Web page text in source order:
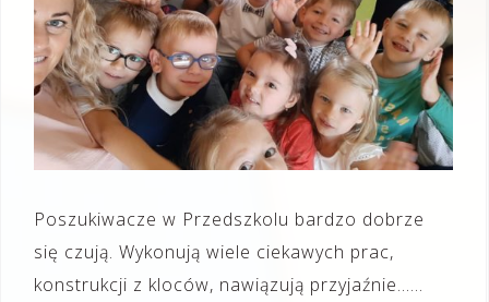
Poszukiwacze w Przedszkolu bardzo dobrze
się czują. Wykonują wiele ciekawych prac,
konstrukcji z kloców, nawiązują przyjaźnie……